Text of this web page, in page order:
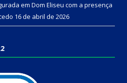
em Dom Eliseu com a presença
16 de abril de 2026